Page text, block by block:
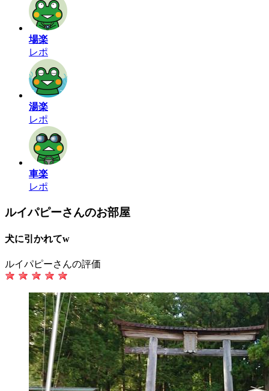
場楽
レポ
湯楽
レポ
車楽
レポ
ルイパピーさんのお部屋
犬に引かれてw
ルイパピーさんの評価